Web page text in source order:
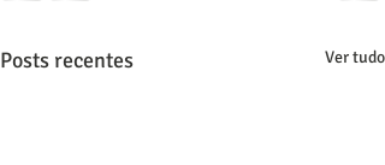
Posts recentes Ver tudo